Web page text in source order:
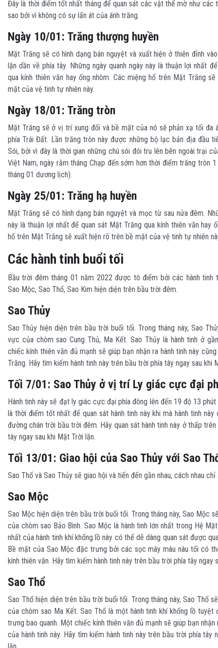
Đây là thời điểm tốt nhất tháng để quan sát các vật thể mờ như các
sao bởi vì không có sự lấn át của ánh trăng.
Ngày 10/01: Trăng thượng huyền
Mặt Trăng sẽ có hình dạng bán nguyệt và xuất hiện ở thiên đỉnh
lặn dần về phía tây. Những ngày quanh ngày này là thuận lợi nhất
qua kính thiên văn hay ống nhòm. Các miệng hố trên Mặt Trăng
mặt của vệ tinh tự nhiên này.
Ngày 18/01: Trăng tròn
Mặt Trăng sẽ ở vị trí xung đối và bề mặt của nó sẽ phản xạ tối đa
phía Trái Đất. Lần trăng tròn này được những bộ lạc bản địa đầu
Sói, bởi vì đây là thời gian những chú sói đói tru lên bên ngoài trại
Việt Nam, ngày rằm tháng Chạp đến sớm hơn thời điểm trăng tròn
tháng 01 dương lịch).
Ngày 25/01: Trăng hạ huyền
Mặt Trăng sẽ có hình dạng bán nguyệt và mọc từ sau nửa đêm.
này là thuận lợi nhất để quan sát Mặt Trăng qua kính thiên văn hay
hố trên Mặt Trăng sẽ xuất hiện rõ trên bề mặt của vệ tinh tự nhiên
Các hành tinh buổi tối
Bầu trời đêm tháng 01 năm 2022 được tô điểm bởi các hành tinh
Sao Mộc, Sao Thổ, Sao Kim hiện diện trên bầu trời đêm.
Sao Thủy
Sao Thủy hiện diện trên bầu trời buổi tối. Trong tháng này, Sao
vực của chòm sao Cung Thủ, Ma Kết. Sao Thủy là hành tinh ở
chiếc kính thiên văn đủ mạnh sẽ giúp bạn nhận ra hành tinh này
Trăng. Hãy tìm kiếm hành tinh này trên bầu trời phía tây ngay sau khi
Tối 7/01: Sao Thủy ở vị trí Ly giác cực đại
Hành tinh này sẽ đạt ly giác cực đại phía đông lên đến 19 độ 13
là thời điểm tốt nhất để quan sát hành tinh này khi mà hành tinh
đường chân trời bầu trời đêm. Hãy quan sát hành tinh này ở thấp
tây ngay sau khi Mặt Trời lặn.
Tối 13/01: Giao hội của Sao Thủy với Sao
Sao Thổ và Sao Thủy sẽ giao hội và tiến đến gần nhau, cách nhau
Sao Mộc
Sao Mộc hiện diện trên bầu trời buổi tối. Trong tháng này, Sao Mộc
của chòm sao Bảo Bình. Sao Mộc là hành tinh lớn nhất trong Hệ
nhất của hành tinh khí khổng lồ này có thể dễ dàng quan sát được
Bề mặt của Sao Mộc đặc trưng bởi các sọc mây màu nâu tối có
kính thiên văn. Hãy tìm kiếm hành tinh này trên bầu trời phía tây ngay
Sao Thổ
Sao Thổ hiện diện trên bầu trời buổi tối. Trong tháng này, Sao Thổ
của chòm sao Ma Kết. Sao Thổ là một hành tinh khí khổng lồ tuyệt
trưng bao quanh. Một chiếc kính thiên văn đủ mạnh sẽ giúp bạn
của hành tinh này. Hãy tìm kiếm hành tinh này trên bầu trời phía tây